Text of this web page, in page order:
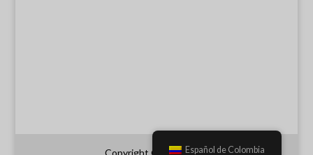
Copyright © 2017 iRAPEspañol de Colombia